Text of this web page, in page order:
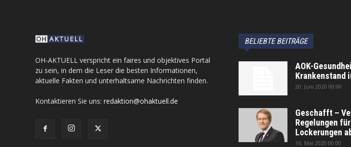
OH-AKTUELL verspricht ein faires und objektives Portal
zu sein, in dem die Leser die besten Informationen,
aktuelle Fakten und unterhaltsame Nachrichten finden.
Kontaktieren Sie uns: redaktion@ohaktuell.de
BELIEBTE BEITRÄGE
AOK-
Krankenstand
20. Juni 2020 00:00
Geschafft –
Regelungen
Lockerungen
16. Mai 2020 00:00